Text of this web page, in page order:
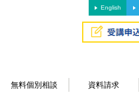
English
無料個別相談 資料請求